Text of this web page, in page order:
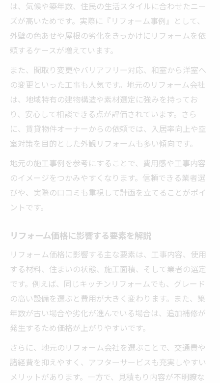
は、気候や築年数、住民の生活スタイルに合わせたニー
ズが高いためです。実際に『リフォーム事例』として、
外壁の色あせや屋根の劣化をきっかけにリフォームを依
頼するケースが増えています。
また、間取り変更やバリアフリー対応、和室から洋室へ
の変更といった工事も人気です。地元のリフォーム会社
は、地域特有の建物構造や素材選定に強みを持ってお
り、安心して相談できる点が評価されています。さら
に、賃貸物件オーナーからの依頼では、入居率向上や空
室対策を目的とした外観リフォームも多い傾向です。
地元の施工事例を参考にすることで、費用感や工事内容
のイメージをつかみやすくなります。信頼できる業者選
びや、実際の口コミも重視して計画を立てることがポイ
ントです。
リフォーム価格に影響する要素を解説
リフォーム価格に影響する主な要素は、工事内容、使用
する材料、住まいの状態、施工面積、そして業者の選定
です。例えば、同じキッチンリフォームでも、グレード
の高い設備を選ぶと費用が大きく変わります。また、築
年数が古い場合や劣化が進んでいる場合は、追加補修が
発生するため価格が上がりやすいです。
さらに、地元のリフォーム会社を選ぶことで、交通費や
諸経費を抑えやすく、アフターサービスも充実しやすい
メリットがあります。一方で、見積もり内容が不明瞭な